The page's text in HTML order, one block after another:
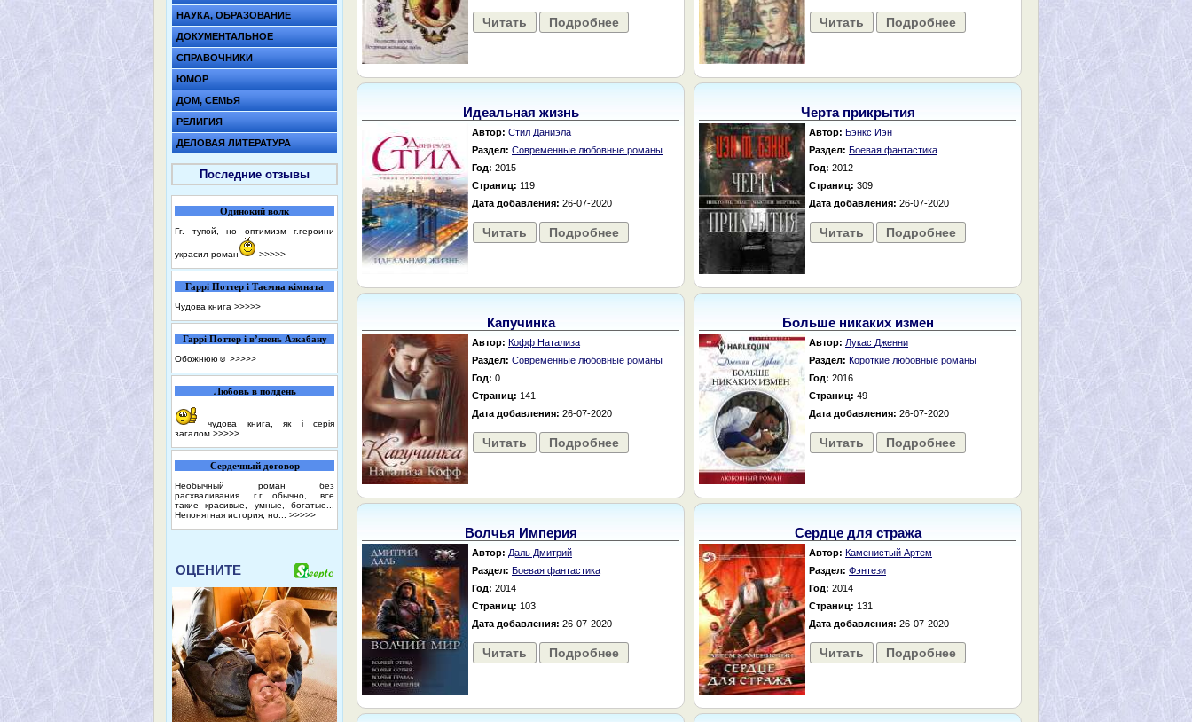
НАУКА, ОБРАЗОВАНИЕ
ДОКУМЕНТАЛЬНОЕ
СПРАВОЧНИКИ
ЮМОР
ДОМ, СЕМЬЯ
РЕЛИГИЯ
ДЕЛОВАЯ ЛИТЕРАТУРА
Последние отзывы
Одинокий волк
Гг. тупой, но оптимизм г.героини
украсил роман >>>>>
Гаррі Поттер і Таємна кімната
Чудова книга >>>>>
Гаррі Поттер і в’язень Азкабану
Обожнюю☺️ >>>>>
Любовь в полдень
чудова книга, як і серія
загалом >>>>>
Сердечный договор
Необычный роман без
расхваливания г.г....обычно, все
такие красивые, умные, богатые...
Непонятная история, но... >>>>>
ОЦЕНИТЕ
Читать Подробнее Читать Подробнее
Идеальная жизнь
Автор: Стил Даниэла
Раздел: Современные любовные романы
Год: 2015
Страниц: 119
Дата добавления: 26-07-2020
Читать Подробнее
Черта прикрытия
Автор: Бэнкс Иэн
Раздел: Боевая фантастика
Год: 2012
Страниц: 309
Дата добавления: 26-07-2020
Читать Подробнее
Капучинка
Автор: Кофф Натализа
Раздел: Современные любовные романы
Год: 0
Страниц: 141
Дата добавления: 26-07-2020
Читать Подробнее
Больше никаких измен
Автор: Лукас Дженни
Раздел: Короткие любовные романы
Год: 2016
Страниц: 49
Дата добавления: 26-07-2020
Читать Подробнее
Волчья Империя
Автор: Даль Дмитрий
Раздел: Боевая фантастика
Год: 2014
Страниц: 103
Дата добавления: 26-07-2020
Читать Подробнее
Сердце для стража
Автор: Каменистый Артем
Раздел: Фэнтези
Год: 2014
Страниц: 131
Дата добавления: 26-07-2020
Читать Подробнее